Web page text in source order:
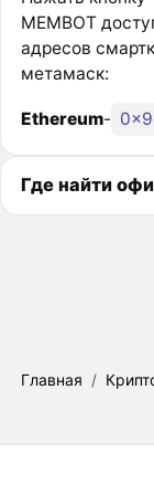
MEMBOT
адресов
метамаск:
Ethereum-
Где найти
Главная /